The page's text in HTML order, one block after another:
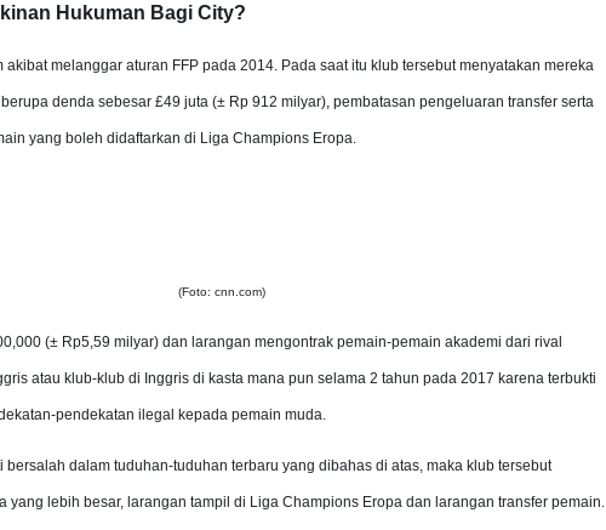
Hukuman Bagi City?
akibat melanggar aturan FFP pada 2014. Pada saat itu klub tersebut menyatakan mereka
denda sebesar £49 juta (± Rp 912 milyar), pembatasan pengeluaran transfer serta
yang boleh didaftarkan di Liga Champions Eropa.
(Foto: cnn.com)
(± Rp5,59 milyar) dan larangan mengontrak pemain-pemain akademi dari rival
atau klub-klub di Inggris di kasta mana pun selama 2 tahun pada 2017 karena terbukti
pendekatan ilegal kepada pemain muda.
bersalah dalam tuduhan-tuduhan terbaru yang dibahas di atas, maka klub tersebut
yang lebih besar, larangan tampil di Liga Champions Eropa dan larangan transfer pemain.